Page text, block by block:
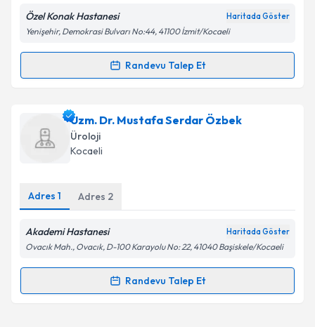
Kişisel verilerimin işlenmesine ilişkinAydınlatma
kapsamda işlenmesini kabul ediyorum.
Özel Konak Hastanesi Haritada Göster
Yenişehir, Demokrasi Bulvarı No:44, 41100 İzmit/Kocaeli
Randevu Talep Et
Randevu Takvimi Talebi
Uzm. Dr. Zeki Hamşioğlu için randevu takvimi talebi
oluşturun. Size bu uzmandan randevu almanız için bir
takvim hazırlandığında e-posta ile bilgilendireceğiz.
Kişisel verilerimin işlenmesine ilişkinAydınlatma
kapsamda işlenmesini kabul ediyorum.
Uzm. Dr. Mustafa Serdar Özbek
Üroloji
Kocaeli
Adres 1 Adres 2
Akademi Hastanesi Haritada Göster
Ovacık Mah., Ovacık, D-100 Karayolu No: 22, 41040 Başiskele/Kocaeli
Randevu Talep Et
Randevu Takvimi Talebi